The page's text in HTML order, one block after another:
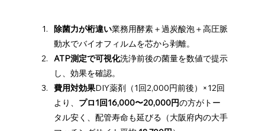
除菌力が桁違い業務用酵素＋過炭酸泡＋高圧脈
動水でバイオフィルムを芯から剥離。
ATP測定で可視化洗浄前後の菌量を数値で提示
し、効果を確認。
費用対効果DIY薬剤（1回2,000円前後）×12回
より、 プロ1回16,000〜20,000円の方がトー
タル安く、配管寿命も延びる（大阪府内の大手